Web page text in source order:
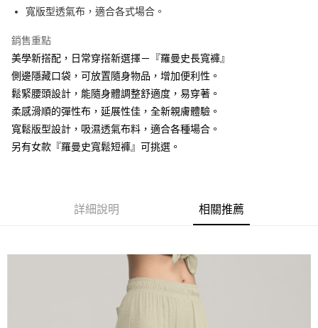
悠遊付
運送方式
全家取貨付款
免運費
付款後全家取貨
免運費
付款後7-11取貨
寬版型透氣布，適合各式場合。
銷售重點
美學新搭配，日常穿搭新選擇－『羅曼史長寬褲』
側邊隱藏口袋，可放置隨身物品，增加便利性。
鬆緊腰頭設計，能隨身體調整舒適度，易穿著。
柔感滑順的彈性布，延展性佳，全新親膚體驗。
寬鬆版型設計，吸濕透氣布料，適合各種場合。
另有女款『羅曼史寬鬆短褲』可挑選。
詳細說明 相關推薦